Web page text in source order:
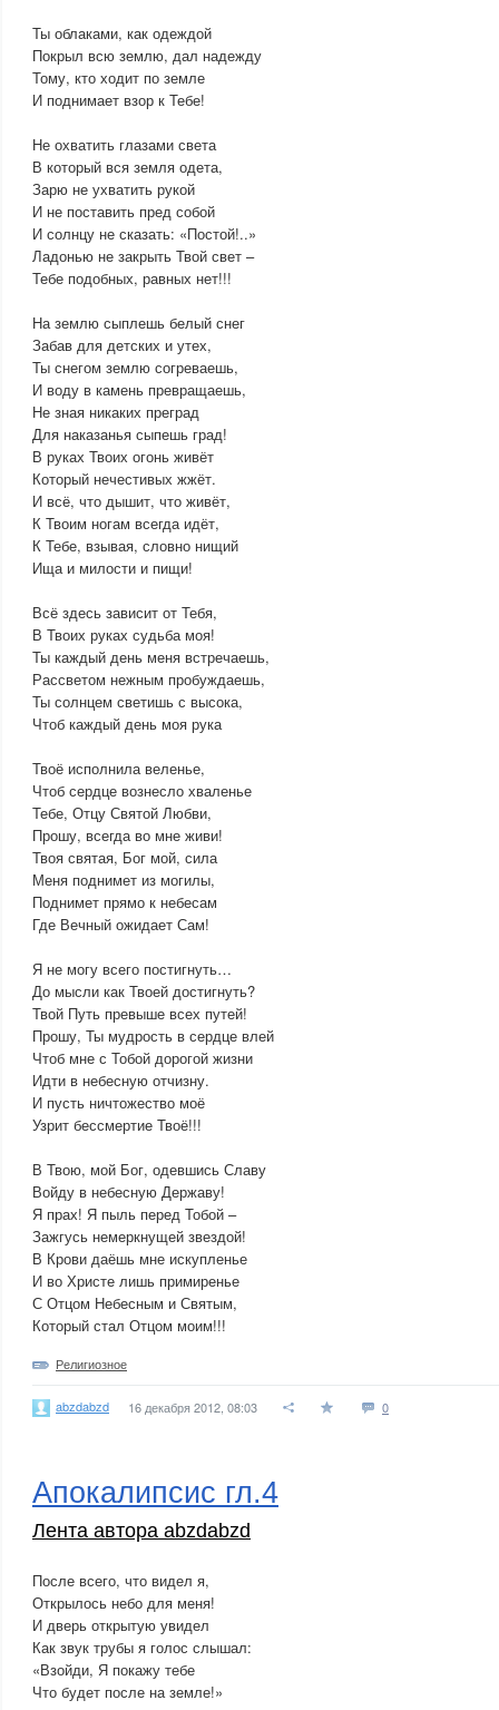
Ты облаками, как одеждой
Покрыл всю землю, дал надежду
Тому, кто ходит по земле
И поднимает взор к Тебе!
Не охватить глазами света
В который вся земля одета,
Зарю не ухватить рукой
И не поставить пред собой
И солнцу не сказать: «Постой!..»
Ладонью не закрыть Твой свет –
Тебе подобных, равных нет!!!
На землю сыплешь белый снег
Забав для детских и утех,
Ты снегом землю согреваешь,
И воду в камень превращаешь,
Не зная никаких преград
Для наказанья сыпешь град!
В руках Твоих огонь живёт
Который нечестивых жжёт.
И всё, что дышит, что живёт,
К Твоим ногам всегда идёт,
К Тебе, взывая, словно нищий
Ища и милости и пищи!
Всё здесь зависит от Тебя,
В Твоих руках судьба моя!
Ты каждый день меня встречаешь,
Рассветом нежным пробуждаешь,
Ты солнцем светишь с высока,
Чтоб каждый день моя рука
Твоё исполнила веленье,
Чтоб сердце вознесло хваленье
Тебе, Отцу Святой Любви,
Прошу, всегда во мне живи!
Твоя святая, Бог мой, сила
Меня поднимет из могилы,
Поднимет прямо к небесам
Где Вечный ожидает Сам!
Я не могу всего постигнуть…
До мысли как Твоей достигнуть?
Твой Путь превыше всех путей!
Прошу, Ты мудрость в сердце влей
Чтоб мне с Тобой дорогой жизни
Идти в небесную отчизну.
И пусть ничтожество моё
Узрит бессмертие Твоё!!!
В Твою, мой Бог, одевшись Славу
Войду в небесную Державу!
Я прах! Я пыль перед Тобой –
Зажгусь немеркнущей звездой!
В Крови даёшь мне искупленье
И во Христе лишь примиренье
С Отцом Небесным и Святым,
Который стал Отцом моим!!!
Религиозное
abzdabzd 16 декабря 2012, 08:03 0
Апокалипсис гл.4
Лента автора abzdabzd
После всего, что видел я,
Открылось небо для меня!
И дверь открытую увидел
Как звук трубы я голос слышал:
«Взойди, Я покажу тебе
Что будет после на земле!»